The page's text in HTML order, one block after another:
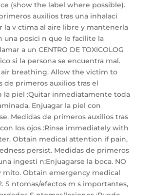
(show the label where possible).
auxilios tras una inhalaci
la v ctima al aire libre y mantenerla
una posici n que le facilite la
a un CENTRO DE TOXICOLOG
si la persona se encuentra mal.
air breathing. Allow the victim to
de primeros auxilios tras el
la piel :Quitar inmediatamente toda
Enjuagar la piel con
Medidas de primeros auxilios tras
los ojos :Rinse immediately with
Obtain medical attention if pain,
persist. Medidas de primeros
ingesti n:Enjuagarse la boca. NO
mito. Obtain emergency medical
S ntomas/efectos m s importantes,